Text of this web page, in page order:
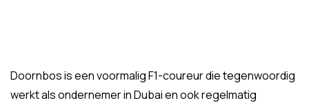
Doornbos is een voormalig F1-coureur die tegenwoordig
werkt als ondernemer in Dubai en ook regelmatig